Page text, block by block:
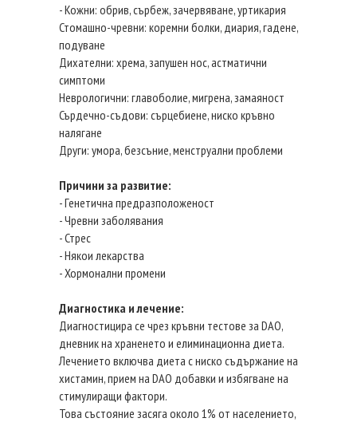
- Кожни: обрив, сърбеж, зачервяване, уртикария
Стомашно-чревни: коремни болки, диария, гадене,
подуване
Дихателни: хрема, запушен нос, астматични
симптоми
Неврологични: главоболие, мигрена, замаяност
Сърдечно-съдови: сърцебиене, ниско кръвно
налягане
Други: умора, безсъние, менструални проблеми
Причини за развитие:
- Генетична предразположеност
- Чревни заболявания
- Стрес
- Някои лекарства
- Хормонални промени
Диагностика и лечение:
Диагностицира се чрез кръвни тестове за DAO,
дневник на храненето и елиминационна диета.
Лечението включва диета с ниско съдържание на
хистамин, прием на DAO добавки и избягване на
стимулиращи фактори.
Това състояние засяга около 1% от населението,